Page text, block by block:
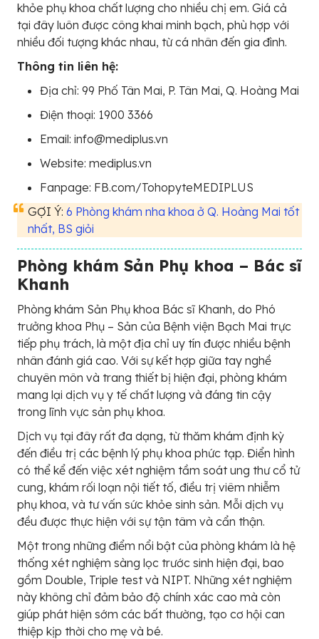
khỏe phụ khoa chất lượng cho nhiều chị em. Giá cả
tại đây luôn được công khai minh bạch, phù hợp với
nhiều đối tượng khác nhau, từ cá nhân đến gia đình.
Thông tin liên hệ:
Địa chỉ: 99 Phố Tân Mai, P. Tân Mai, Q. Hoàng Mai
Điện thoại: 1900 3366
Email: info@mediplus.vn
Website: mediplus.vn
Fanpage: FB.com/TohopyteMEDIPLUS
GỢI Ý: 6 Phòng khám nha khoa ở Q. Hoàng Mai tốt
nhất, BS giỏi
Phòng khám Sản Phụ khoa – Bác sĩ
Khanh
Phòng khám Sản Phụ khoa Bác sĩ Khanh, do Phó
trưởng khoa Phụ – Sản của Bệnh viện Bạch Mai trực
tiếp phụ trách, là một địa chỉ uy tín được nhiều bệnh
nhân đánh giá cao. Với sự kết hợp giữa tay nghề
chuyên môn và trang thiết bị hiện đại, phòng khám
mang lại dịch vụ y tế chất lượng và đáng tin cậy
trong lĩnh vực sản phụ khoa.
Dịch vụ tại đây rất đa dạng, từ thăm khám định kỳ
đến điều trị các bệnh lý phụ khoa phức tạp. Điển hình
có thể kể đến việc xét nghiệm tầm soát ung thư cổ tử
cung, khám rối loạn nội tiết tố, điều trị viêm nhiễm
phụ khoa, và tư vấn sức khỏe sinh sản. Mỗi dịch vụ
đều được thực hiện với sự tận tâm và cẩn thận.
Một trong những điểm nổi bật của phòng khám là hệ
thống xét nghiệm sàng lọc trước sinh hiện đại, bao
gồm Double, Triple test và NIPT. Những xét nghiệm
này không chỉ đảm bảo độ chính xác cao mà còn
giúp phát hiện sớm các bất thường, tạo cơ hội can
thiệp kịp thời cho mẹ và bé.